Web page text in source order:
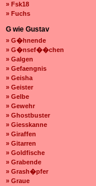
» Fsk18
» Fuchs
G wie Gustav
» G�hnende
» G�nsef��chen
» Galgen
» Gefaengnis
» Geisha
» Geister
» Gelbe
» Gewehr
» Ghostbuster
» Giesskanne
» Giraffen
» Gitarren
» Goldfische
» Grabende
» Grash�pfer
» Graue